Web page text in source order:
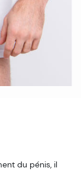
du pénis, il